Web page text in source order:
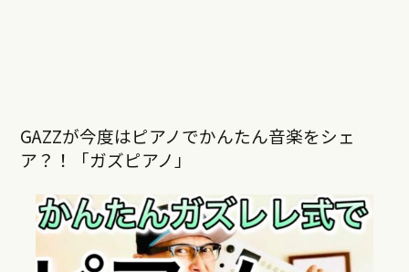
GAZZが今度はピアノでかんたん音楽をシェ
ア？！「ガズピアノ」